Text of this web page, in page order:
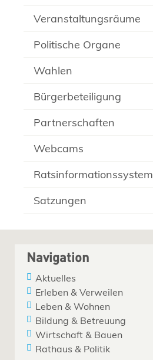
Veranstaltungsräume
Politische Organe
Wahlen
Bürgerbeteiligung
Partnerschaften
Webcams
Ratsinformationssystem
Satzungen
Navigation
Aktuelles
Erleben & Verweilen
Leben & Wohnen
Bildung & Betreuung
Wirtschaft & Bauen
Rathaus & Politik